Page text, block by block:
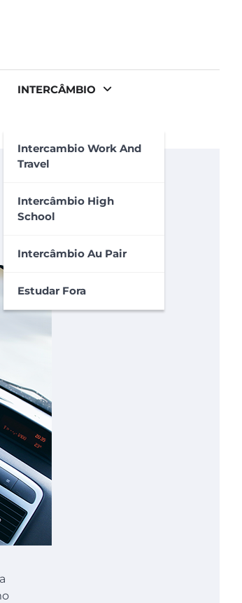
INTERCÂMBIO
Intercambio Work And
Travel
Intercâmbio High
School
Intercâmbio Au Pair
Estudar Fora